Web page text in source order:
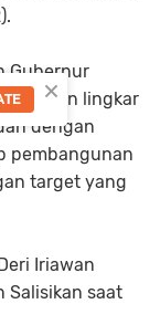
Gubernur
jalan lingkar
dengan
pembangunan
target yang
Iriawan
Salisikan saat
×